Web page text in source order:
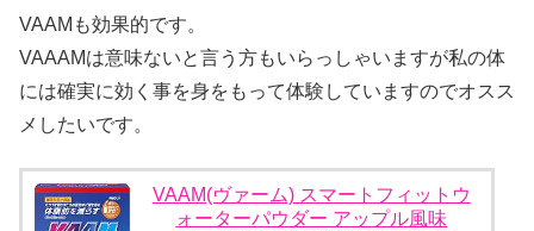
VAAMも効果的です。
VAAAMは意味ないと言う方もいらっしゃいますが私の体
には確実に効く事を身をもって体験していますのでオスス
メしたいです。
VAAM(ヴァーム) スマートフィットウ
ォーターパウダー アップル風味